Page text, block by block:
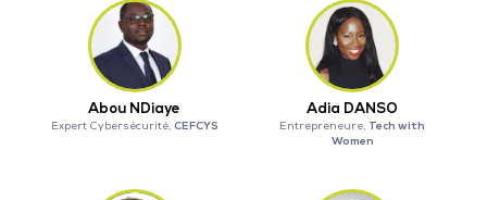
Abou NDiaye
Expert Cybersécurité, CEFCYS
Adia DANSO
Entrepreneure, Tech with
Women